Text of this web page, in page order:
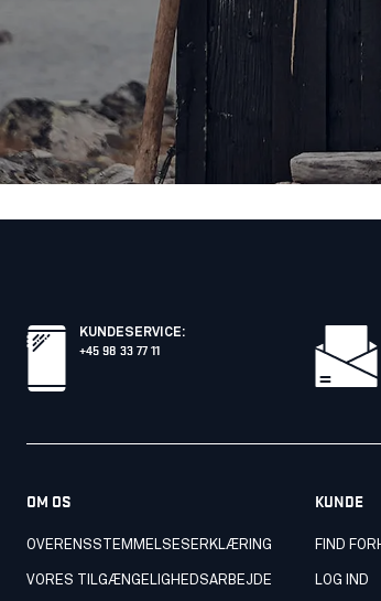
KUNDESERVICE:
+45 98 33 77 11
OM OS
OVERENSSTEMMELSESERKLÆRING
VORES TILGÆNGELIGHEDSARBEJDE
KUNDE
FIND
LOG IND